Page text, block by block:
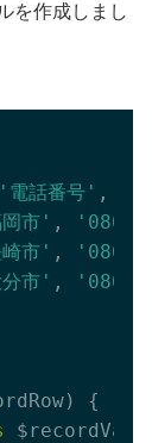
を作成しまし
'電話番号' ,
市' ,
市' ,
市' ,
{